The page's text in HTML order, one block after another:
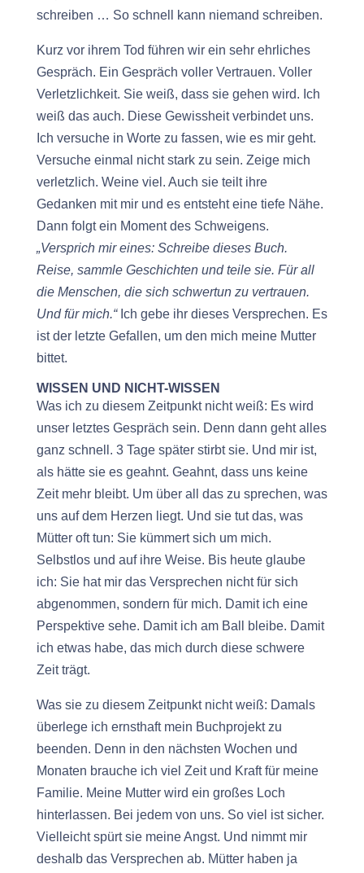
schreiben … So schnell kann niemand schreiben.
Kurz vor ihrem Tod führen wir ein sehr ehrliches
Gespräch. Ein Gespräch voller Vertrauen. Voller
Verletzlichkeit. Sie weiß, dass sie gehen wird. Ich
weiß das auch. Diese Gewissheit verbindet uns.
Ich versuche in Worte zu fassen, wie es mir geht.
Versuche einmal nicht stark zu sein. Zeige mich
verletzlich. Weine viel. Auch sie teilt ihre
Gedanken mit mir und es entsteht eine tiefe Nähe.
Dann folgt ein Moment des Schweigens.
„Versprich mir eines: Schreibe dieses Buch.
Reise, sammle Geschichten und teile sie. Für all
die Menschen, die sich schwertun zu vertrauen.
Und für mich.“Ich gebe ihr dieses Versprechen. Es
ist der letzte Gefallen, um den mich meine Mutter
bittet.
WISSEN UND NICHT-WISSEN
Was ich zu diesem Zeitpunkt nicht weiß: Es wird
unser letztes Gespräch sein. Denn dann geht alles
ganz schnell. 3 Tage später stirbt sie. Und mir ist,
als hätte sie es geahnt. Geahnt, dass uns keine
Zeit mehr bleibt. Um über all das zu sprechen, was
uns auf dem Herzen liegt. Und sie tut das, was
Mütter oft tun: Sie kümmert sich um mich.
Selbstlos und auf ihre Weise. Bis heute glaube
ich: Sie hat mir das Versprechen nicht für sich
abgenommen, sondern für mich. Damit ich eine
Perspektive sehe. Damit ich am Ball bleibe. Damit
ich etwas habe, das mich durch diese schwere
Zeit trägt.
Was sie zu diesem Zeitpunkt nicht weiß: Damals
überlege ich ernsthaft mein Buchprojekt zu
beenden. Denn in den nächsten Wochen und
Monaten brauche ich viel Zeit und Kraft für meine
Familie. Meine Mutter wird ein großes Loch
hinterlassen. Bei jedem von uns. So viel ist sicher.
Vielleicht spürt sie meine Angst. Und nimmt mir
deshalb das Versprechen ab. Mütter haben ja